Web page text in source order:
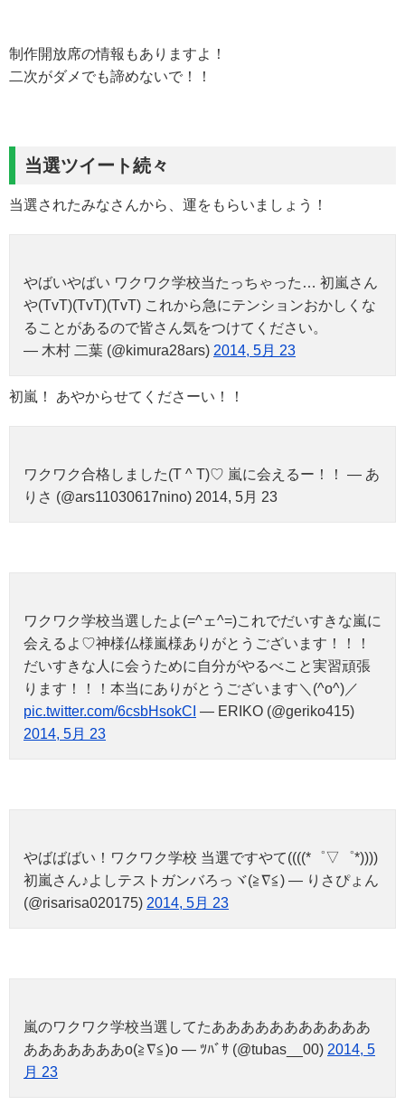
制作開放席の情報もありますよ！
二次がダメでも諦めないで！！
当選ツイート続々
当選されたみなさんから、運をもらいましょう！
やばいやばい ワクワク学校当たっちゃった… 初嵐さん
や(TvT)(TvT)(TvT) これから急にテンションおかしくな
ることがあるので皆さん気をつけてください。
— 木村 二葉 (@kimura28ars) 2014, 5月 23
初嵐！ あやからせてくださーい！！
ワクワク合格しました(T ^ T)♡ 嵐に会えるー！！ — あ
りさ (@ars11030617nino) 2014, 5月 23
ワクワク学校当選したよ(=^ェ^=)これでだいすきな嵐に
会えるよ♡神様仏様嵐様ありがとうございます！！！
だいすきな人に会うために自分がやるべこと実習頑張
ります！！！本当にありがとうございます＼(^o^)／
pic.twitter.com/6csbHsokCI — ERIKO (@geriko415)
2014, 5月 23
やばばばい！ワクワク学校 当選ですやて((((*゜▽゜*))))
初嵐さん♪よしテストガンバろっヾ(≧∇≦) — りさぴょん
(@risarisa020175) 2014, 5月 23
嵐のワクワク学校当選してたあああああああああああ
あああああああo(≧∇≦)o — ﾂﾊﾞｻ (@tubas__00) 2014, 5
月 23